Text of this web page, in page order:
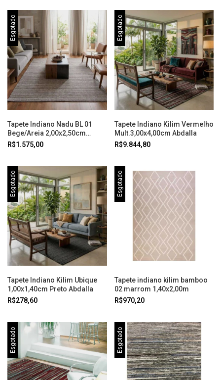
Esgotado
Tapete Indiano Nadu BL 01
Bege/Areia 2,00x2,50cm
Abdalla
R$1.575,00
Esgotado
Tapete Indiano Kilim Vermelho
Mult.3,00x4,00cm Abdalla
R$9.844,80
Esgotado
Tapete Indiano Kilim Ubique
1,00x1,40cm Preto Abdalla
R$278,60
Esgotado
Tapete indiano kilim bamboo
02 marrom 1,40x2,00m
R$970,20
Esgotado Esgotado